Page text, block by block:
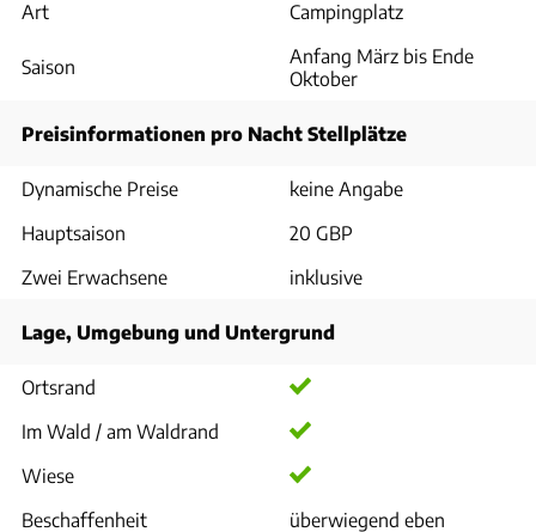
Art Campingplatz
Saison
Anfang März bis Ende
Oktober
Preisinformationen pro Nacht Stellplätze
Dynamische Preise
keine Angabe
Hauptsaison
20 GBP
Zwei Erwachsene
inklusive
Lage, Umgebung und Untergrund
Ortsrand
Im Wald / am Waldrand
Wiese
Beschaffenheit
überwiegend eben